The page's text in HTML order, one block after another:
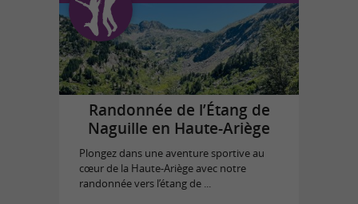
Randonnée de l’Étang de
Naguille en Haute-Ariège
Plongez dans une aventure sportive au
cœur de la Haute-Ariège avec notre
randonnée vers l’étang de ...